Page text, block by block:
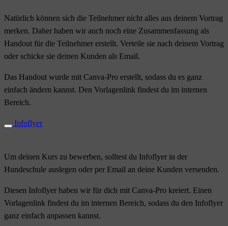
Natürlich können sich die Teilnehmer nicht alles aus deinem Vortrag
merken. Daher haben wir auch noch eine Zusammenfassung als
Handout für die Teilnehmer erstellt. Verteile sie nach deinem Vortrag
oder schicke sie deinen Kunden als Email.
Das Handout wurde mit Canva-Pro erstellt, sodass du es ganz
einfach ändern kannst. Den Vorlagenlink findest du im internen
Bereich.
Infoflyer
Um deinen Kurs zu bewerben, solltest du Infoflyer in der
Hundeschule auslegen oder per Email an deine Kunden versenden.
Diesen Infoflyer haben wir für dich mit Canva-Pro kreiert. Einen
Vorlagenlink findest du im internen Bereich, sodass du den Infoflyer
ganz einfach anpassen kannst.